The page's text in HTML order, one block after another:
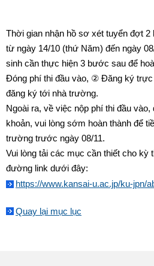
Thời gian nhận hồ sơ xét tuyển đợt 2
từ ngày 14/10 (thứ Năm) đến ngày
sinh cần thực hiện 3 bước sau để
Đóng phí thi đầu vào, ② Đăng ký
đăng ký tới nhà trường.
Ngoài ra, về việc nộp phí thi đầu
khoản, vui lòng sớm hoàn thành để
trường trước ngày 08/11.
Vui lòng tải các mục cần thiết cho kỳ
đường link dưới đây:
https://www.kansai-u.ac.jp/ku-jpn/
Quay lại mục lục